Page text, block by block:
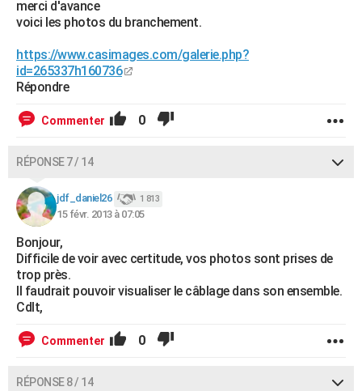
merci d'avance
voici les photos du branchement.
https://www.casimages.com/galerie.php?
id=265337h160736
Répondre
Commenter 0
RÉPONSE 7 / 14
jdf_daniel26 1 813
15 févr. 2013 à 07:05
Bonjour,
Difficile de voir avec certitude, vos photos sont prises de
trop près.
Il faudrait pouvoir visualiser le câblage dans son ensemble.
Cdlt,
Commenter 0
RÉPONSE 8 / 14